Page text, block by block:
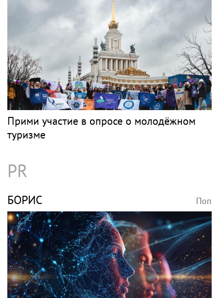
Прими участие в опросе о молодёжном
туризме
PR
БОРИС Поп